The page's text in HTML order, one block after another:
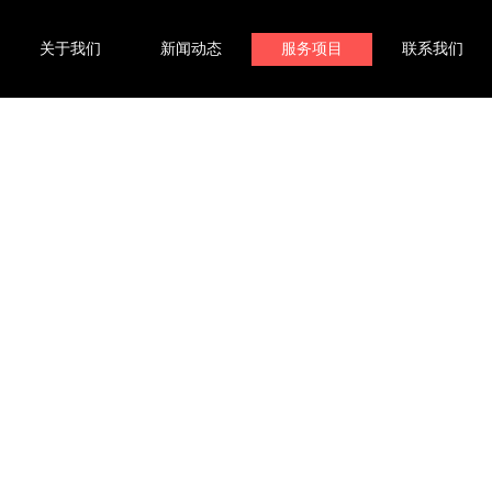
关于我们 新闻动态 服务项目 联系我们